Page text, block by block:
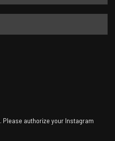
authorize your Instagram